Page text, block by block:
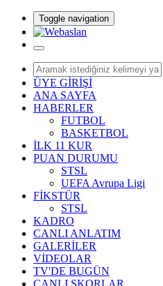
Toggle navigation
ÜYE GİRİŞİ
ANA SAYFA
HABERLER
FUTBOL
BASKETBOL
İLK 11 KUR
PUAN DURUMU
STSL
UEFA Avrupa Ligi
FİKSTÜR
STSL
KADRO
CANLI ANLATIM
GALERİLER
VİDEOLAR
TV'DE BUGÜN
CANLI SKORLAR